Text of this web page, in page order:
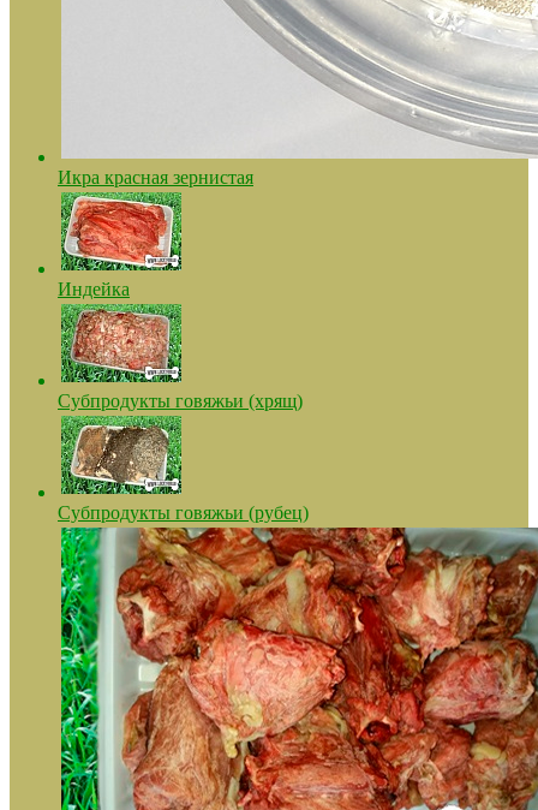
Икра красная зернистая
Индейка
Субпродукты говяжьи (хрящ)
Субпродукты говяжьи (рубец)